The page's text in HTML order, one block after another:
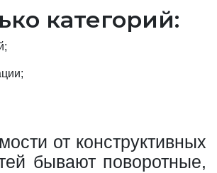
категорий:
от конструктивных
бывают поворотные,